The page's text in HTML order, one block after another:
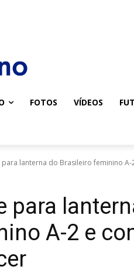
FOTOS VÍDEOS
lanterna do Brasileiro feminino
para
A-2 e